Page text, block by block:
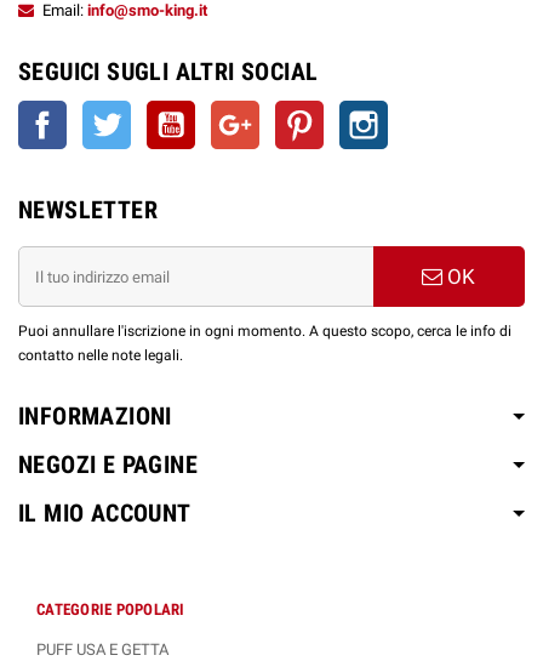
Email: info@smo-king.it
SEGUICI SUGLI ALTRI SOCIAL
Facebook Twitter YouTube Google+ Pinterest
NEWSLETTER
OK
Puoi annullare l'iscrizione in ogni momento. A questo scopo, cerca le info di
contatto nelle note legali.
INFORMAZIONI
NEGOZI E PAGINE
IL MIO ACCOUNT
CATEGORIE POPOLARI
PUFF USA E GETTA